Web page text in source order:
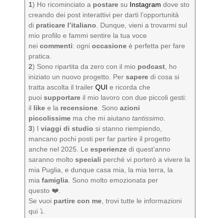
1) Ho ricominciato a postare su Instagram dove sto
creando dei post interattivi per darti l’opportunità
di praticare l’italiano . Dunque, vieni a trovarmi sul
mio profilo e fammi sentire la tua voce
neicommenti: ognioccasione è perfetta per fare
pratica.
2) Sono ripartita da zero con il mio podcast , ho
iniziato un nuovo progetto. Persapere di cosa si
tratta ascolta il trailerQUI e ricorda che
puoisupportare il mio lavoro con due piccoli gesti:
il like e la recensione . Sonoazioni
piccolissime ma che mi aiutanotantissimo
3) Iviaggi di studio si stanno riempiendo,
mancano pochi posti per far partire il progetto
anche nel 2025. Leesperienze di quest’anno
saranno moltospeciali perché vi porterò a vivere la
mia Puglia, e dunque casa mia, la mia terra, la
miafamiglia . Sono molto emozionata per
questo ❤️.
Se vuoi partire con me , trovi tutte le informazioni
qui ⤵️.